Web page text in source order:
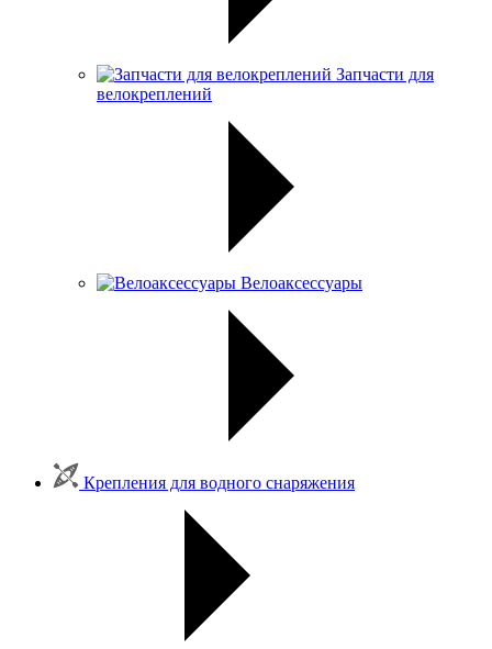
Запчасти для
велокреплений
Велоаксессуары
Крепления для водного снаряжения